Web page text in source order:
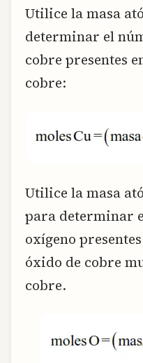
Utilice la masa
determinar el
cobre presentes
cobre:
Utilice la masa
para determinar
oxígeno
óxido de cobre
cobre.